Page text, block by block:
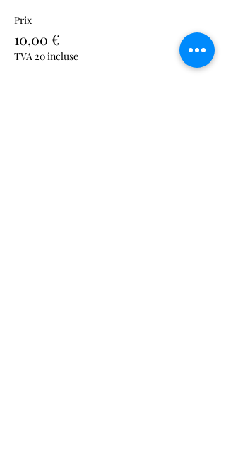
Prix
10,00 €
TVA 20 incluse